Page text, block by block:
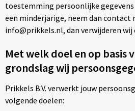
Wonen en lifestyle
Matrozentassen
Opvouwbare tassen
Papieren tassen
toestemming persoonlijke
een minderjarige, neem dan contact
info@prikkels.nl, dan verwijderen
Met welk doel en op basis
grondslag wij
Prikkels B.V. verwerkt jouw
volgende doelen: